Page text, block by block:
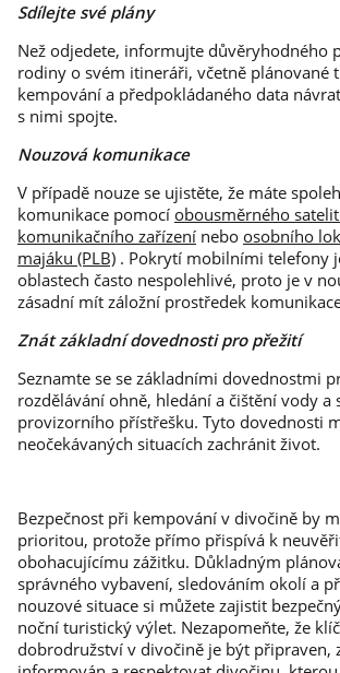
Sdílejte své plány
Než odjedete, informujte důvěryhodného
rodiny o svém itineráři, včetně plánované
kempování a předpokládaného data
s nimi spojte.
Nouzová komunikace
V případě nouze se ujistěte, že máte
komunikace pomocí obousměrného
komunikačního zařízení nebo osobního
majáku (PLB) . Pokrytí mobilními telefony
oblastech často nespolehlivé, proto je v
zásadní mít záložní prostředek
Znát základní dovednosti pro přežití
Seznamte se se základními dovednostmi
rozdělávání ohně, hledání a čištění vody a
provizorního přístřešku. Tyto dovednosti
neočekávaných situacích zachránit život.
Bezpečnost při kempování v divočině by
prioritou, protože přímo přispívá k
obohacujícímu zážitku. Důkladným
správného vybavení, sledováním okolí a
nouzové situace si můžete zajistit
noční turistický výlet. Nezapomeňte, že
dobrodružství v divočině je být připraven,